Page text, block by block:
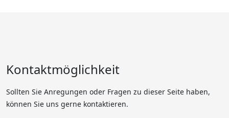
Kontaktmöglichkeit
Sollten Sie Anregungen oder Fragen zu dieser Seite haben,
können Sie uns gerne kontaktieren.